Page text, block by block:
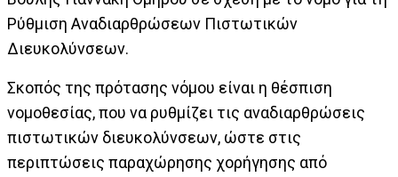
Ρύθμιση Αναδιαρθρώσεων Πιστωτικών
Διευκολύνσεων.
Σκοπός της πρότασης νόμου είναι η θέσπιση
νομοθεσίας, που να ρυθμίζει τις αναδιαρθρώσεις
πιστωτικών διευκολύνσεων, ώστε στις
περιπτώσεις παραχώρησης χορήγησης από